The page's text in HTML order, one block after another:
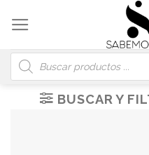
content
Búsqueda
de
productos
BUSCAR Y